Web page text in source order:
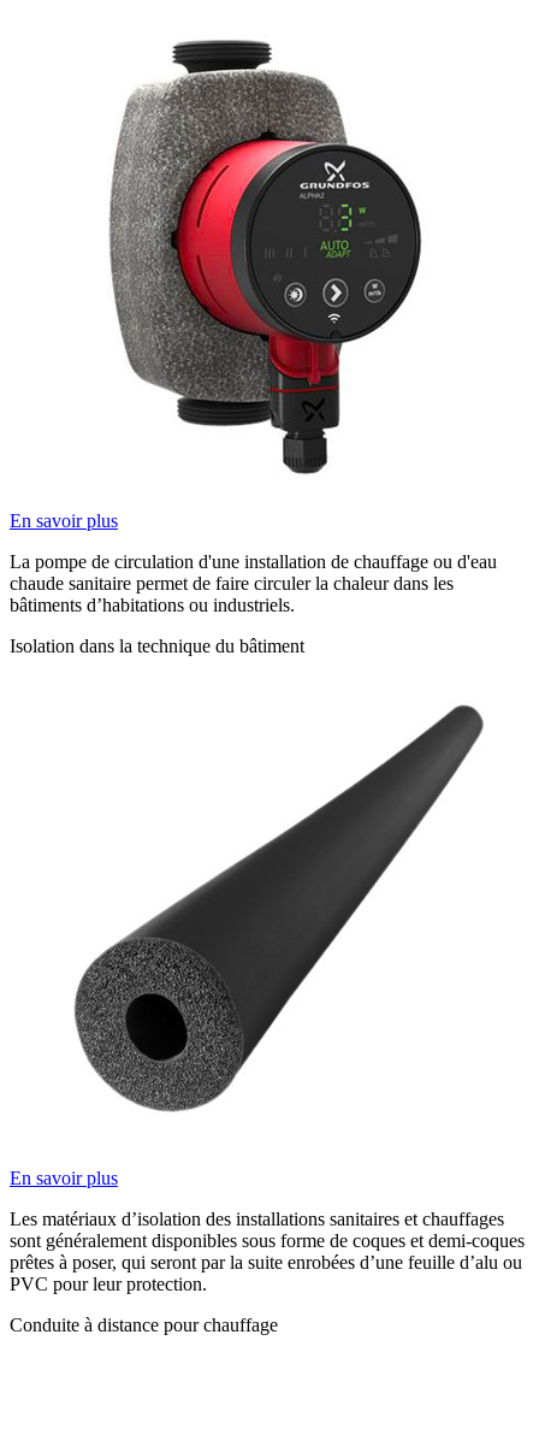
En savoir plus
La pompe de circulation d'une installation de chauffage ou d'eau
chaude sanitaire permet de faire circuler la chaleur dans les
bâtiments d’habitations ou industriels.
Isolation dans la technique du bâtiment
En savoir plus
Les matériaux d’isolation des installations sanitaires et chauffages
sont généralement disponibles sous forme de coques et demi-coques
prêtes à poser, qui seront par la suite enrobées d’une feuille d’alu ou
PVC pour leur protection.
Conduite à distance pour chauffage